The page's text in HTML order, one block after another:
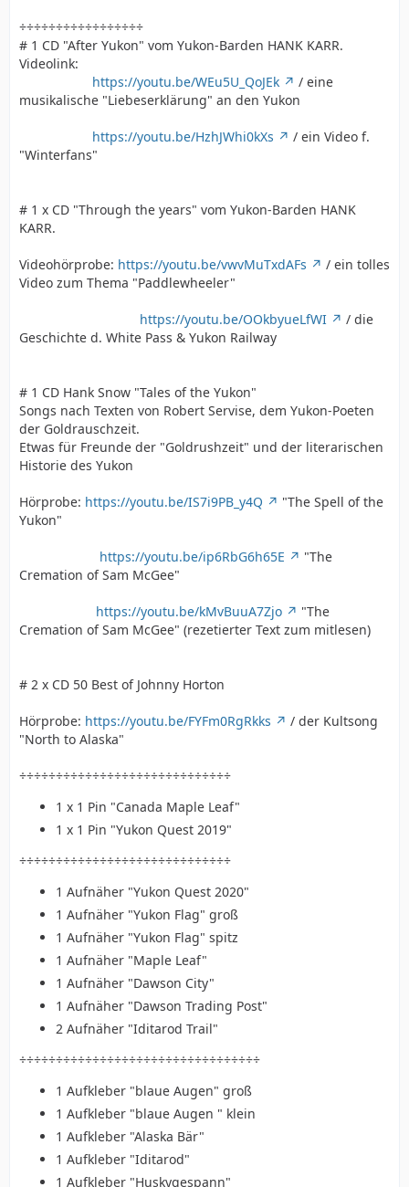
÷÷÷÷÷÷÷÷÷÷÷÷÷÷÷÷÷
# 1 CD "After Yukon" vom Yukon-Barden HANK KARR.
Videolink:
https://youtu.be/WEu5U_QoJEk
/ eine
musikalische "Liebeserklärung" an den Yukon
https://youtu.be/HzhJWhi0kXs
/ ein Video f.
"Winterfans"
# 1 x CD "Through the years" vom Yukon-Barden HANK
KARR.
Videohörprobe: https://youtu.be/vwvMuTxdAFs
/ ein tolles
Video zum Thema "Paddlewheeler"
https://youtu.be/OOkbyueLfWI
/ die
Geschichte d. White Pass & Yukon Railway
# 1 CD Hank Snow "Tales of the Yukon"
Songs nach Texten von Robert Servise, dem Yukon-Poeten
der Goldrauschzeit.
Etwas für Freunde der "Goldrushzeit" und der literarischen
Historie des Yukon
Hörprobe: https://youtu.be/IS7i9PB_y4Q
"The Spell of the
Yukon"
https://youtu.be/ip6RbG6h65E
"The
Cremation of Sam McGee"
https://youtu.be/kMvBuuA7Zjo
"The
Cremation of Sam McGee" (rezetierter Text zum mitlesen)
# 2 x CD 50 Best of Johnny Horton
Hörprobe: https://youtu.be/FYFm0RgRkks
/ der Kultsong
"North to Alaska"
÷÷÷÷÷÷÷÷÷÷÷÷÷÷÷÷÷÷÷÷÷÷÷÷÷÷÷÷÷
1 x 1 Pin "Canada Maple Leaf"
1 x 1 Pin "Yukon Quest 2019"
÷÷÷÷÷÷÷÷÷÷÷÷÷÷÷÷÷÷÷÷÷÷÷÷÷÷÷÷÷
1 Aufnäher "Yukon Quest 2020"
1 Aufnäher "Yukon Flag" groß
1 Aufnäher "Yukon Flag" spitz
1 Aufnäher "Maple Leaf"
1 Aufnäher "Dawson City"
1 Aufnäher "Dawson Trading Post"
2 Aufnäher "Iditarod Trail"
÷÷÷÷÷÷÷÷÷÷÷÷÷÷÷÷÷÷÷÷÷÷÷÷÷÷÷÷÷÷÷÷÷
1 Aufkleber "blaue Augen" groß
1 Aufkleber "blaue Augen " klein
1 Aufkleber "Alaska Bär"
1 Aufkleber "Iditarod"
1 Aufkleber "Huskygespann"